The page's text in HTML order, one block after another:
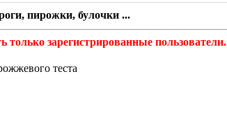
пирожки, булочки ...
только зарегистрированные пользователи.
теста